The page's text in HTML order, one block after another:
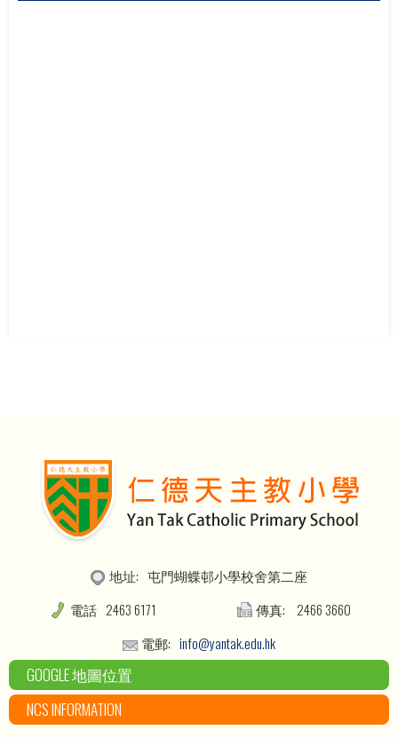
地址: 屯門蝴蝶邨小學校舍第二座
電話 2463 6171 傳真:
2466 3660
電郵: info@yantak.edu.hk
GOOGLE 地圖位置
NCS INFORMATION